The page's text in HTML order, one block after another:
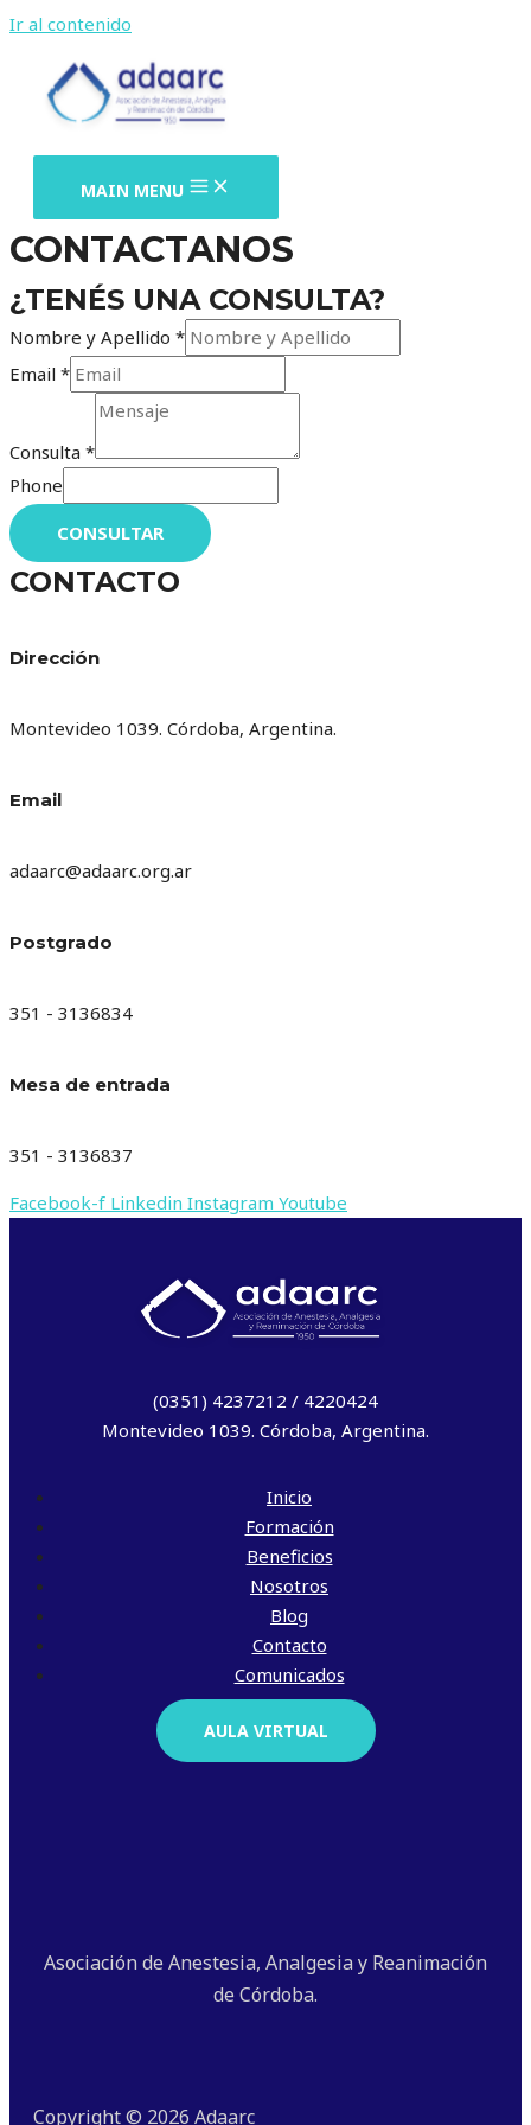
Ir al contenido
MAIN MENU
CONTACTANOS
¿TENÉS UNA CONSULTA?
Nombre y Apellido *
Email *
Consulta *
Phone
CONSULTAR
CONTACTO
Dirección
Montevideo 1039. Córdoba, Argentina.
Email
adaarc@adaarc.org.ar
Postgrado
351 - 3136834
Mesa de entrada
351 - 3136837
Facebook-f Linkedin Instagram Youtube
(0351) 4237212 / 4220424
Montevideo 1039. Córdoba, Argentina.
Inicio
Formación
Beneficios
Nosotros
Blog
Contacto
Comunicados
AULA VIRTUAL
Asociación de Anestesia, Analgesia y Reanimación
de Córdoba.
Copyright © 2026 Adaarc